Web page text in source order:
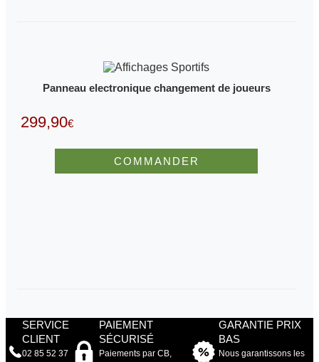
Panneau electronique changement de joueurs
299,90€
COMMANDER
SERVICE
CLIENT
02 85 52 37
PAIEMENT
SÉCURISÉ
Paiements par CB,
GARANTIE PRIX
BAS
Nous garantissons les